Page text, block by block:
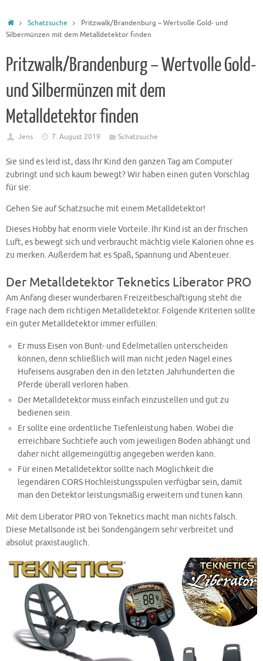
Schatzsuche
Pritzwalk/Brandenburg – Wertvolle Gold- und
Silbermünzen mit dem Metalldetektor finden
Pritzwalk/Brandenburg – Wertvolle Gold-
und Silbermünzen mit dem
Metalldetektor finden
Jens 7. August 2019 Schatzsuche
Sie sind es leid ist, dass Ihr Kind den ganzen Tag am Computer
zubringt und sich kaum bewegt? Wir haben einen guten Vorschlag
für sie:
Gehen Sie auf Schatzsuche mit einem Metalldetektor!
Dieses Hobby hat enorm viele Vorteile. Ihr Kind ist an der frischen
Luft, es bewegt sich und verbraucht mächtig viele Kalorien ohne es
zu merken. Außerdem hat es Spaß, Spannung und Abenteuer.
Der Metalldetektor Teknetics Liberator PRO
Am Anfang dieser wunderbaren Freizeitbeschäftigung steht die
Frage nach dem richtigen Metalldetektor. Folgende Kriterien sollte
ein guter Metalldetektor immer erfüllen:
Er muss Eisen von Bunt- und Edelmetallen unterscheiden
können, denn schließlich will man nicht jeden Nagel eines
Hufeisens ausgraben den in den letzten Jahrhunderten die
Pferde überall verloren haben.
Der Metalldetektor muss einfach einzustellen und gut zu
bedienen sein.
Er sollte eine ordentliche Tiefenleistung haben. Wobei die
erreichbare Suchtiefe auch vom jeweiligen Boden abhängt und
daher nicht allgemeingültig angegeben werden kann.
Für einen Metalldetektor sollte nach Möglichkeit die
legendären CORS Hochleistungsspulen verfügbar sein, damit
man den Detektor leistungsmäßig erweitern und tunen kann.
Mit dem Liberator PRO von Teknetics macht man nichts falsch.
Diese Metallsonde ist bei Sondengängern sehr verbreitet und
absolut praxistauglich.